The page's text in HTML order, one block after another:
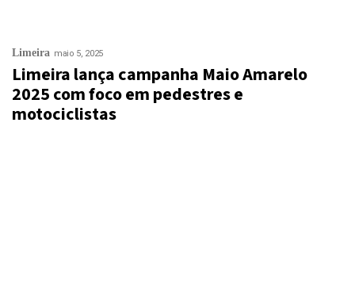
Limeira maio 5, 2025
Limeira lança campanha Maio Amarelo
2025 com foco em pedestres e
motociclistas